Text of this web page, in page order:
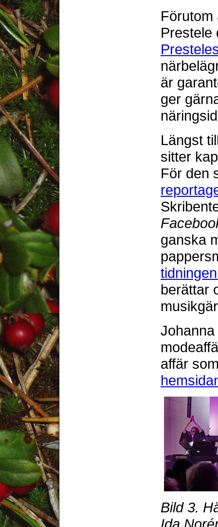
Förutom
Prestele
är
ger
Längst
sitter
För den
ganska
berättar
affär
Bild 3.
Ida